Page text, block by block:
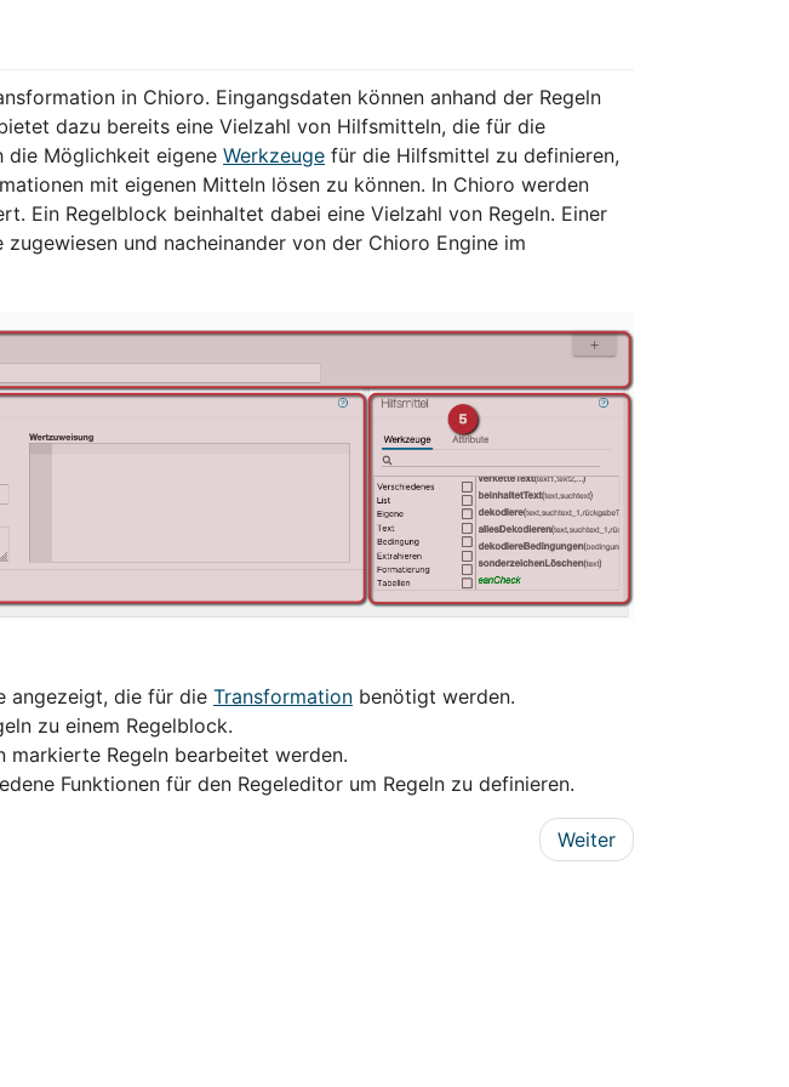
in Chioro. Eingangsdaten können anhand der Regeln
dazu bereits eine Vielzahl von Hilfsmitteln, die für die
die Möglichkeit eigene Werkzeuge für die Hilfsmittel zu definieren,
mit eigenen Mitteln lösen zu können. In Chioro werden
Ein Regelblock beinhaltet dabei eine Vielzahl von Regeln. Einer
und nacheinander von der Chioro Engine im
angezeigt, die für die Transformation benötigt werden.
zu einem Regelblock.
markierte Regeln bearbeitet werden.
Funktionen für den Regeleditor um Regeln zu definieren.
Weiter